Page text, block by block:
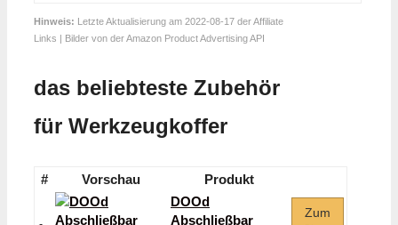
Hinweis: Letzte Aktualisierung am 2022-08-17 der Affiliate
Links | Bilder von der Amazon Product Advertising API
das beliebteste Zubehör
für Werkzeugkoffer
# Vorschau Produkt
DOOd
Abschließbar
Zum